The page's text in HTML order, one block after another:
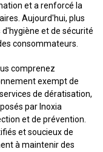
et a renforcé la
Aujourd'hui, plus
et de sécurité
consommateurs.
comprenez
exempt de
de dératisation,
par Inoxia
et de prévention.
et soucieux de
à maintenir des